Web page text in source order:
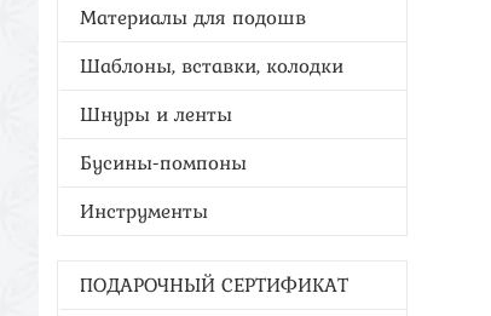
Материалы для подошв
Шаблоны, вставки, колодки
Шнуры и ленты
Бусины-помпоны
Инструменты
ПОДАРОЧНЫЙ СЕРТИФИКАТ